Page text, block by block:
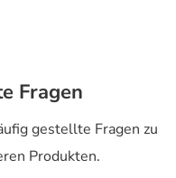
Fragen
gestellte Fragen zu
Produkten.